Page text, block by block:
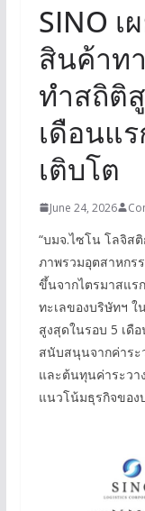
SINO
สินค้าท
ทำสถิติ
เดือนแ
เติบโต
June 24, 2026
“บมจ.ไซโน โลจิส
ภาพรวมอุตสาหกร
ขึ้นจากไตรมาสแร
ทะเลของบริษัทฯ
สูงสุดในรอบ 5 เดื
สนับสนุนจากค่าระ
และต้นทุนค่าระว
แนวโน้มธุรกิจของ